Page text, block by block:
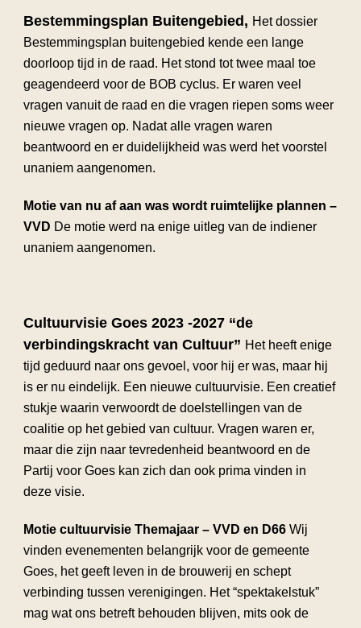
Bestemmingsplan Buitengebied, Het dossier
Bestemmingsplan buitengebied kende een lange
doorloop tijd in de raad. Het stond tot twee maal toe
geagendeerd voor de BOB cyclus. Er waren veel
vragen vanuit de raad en die vragen riepen soms weer
nieuwe vragen op. Nadat alle vragen waren
beantwoord en er duidelijkheid was werd het voorstel
unaniem aangenomen.
Motie van nu af aan was wordt ruimtelijke plannen –
VVD De motie werd na enige uitleg van de indiener
unaniem aangenomen.
Cultuurvisie Goes 2023 -2027 “de
verbindingskracht van Cultuur” Het heeft enige
tijd geduurd naar ons gevoel, voor hij er was, maar hij
is er nu eindelijk. Een nieuwe cultuurvisie. Een creatief
stukje waarin verwoordt de doelstellingen van de
coalitie op het gebied van cultuur. Vragen waren er,
maar die zijn naar tevredenheid beantwoord en de
Partij voor Goes kan zich dan ook prima vinden in
deze visie.
Motie cultuurvisie Themajaar – VVD en D66Wij
vinden evenementen belangrijk voor de gemeente
Goes, het geeft leven in de brouwerij en schept
verbinding tussen verenigingen. Het “spektakelstuk”
mag wat ons betreft behouden blijven, mits ook de